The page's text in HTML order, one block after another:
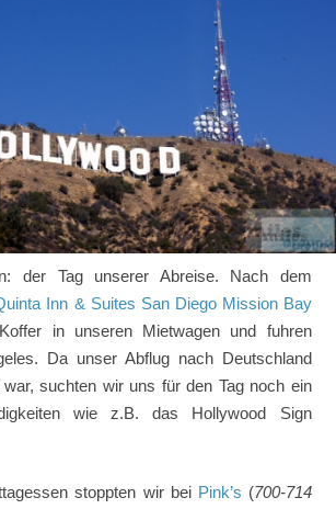
der Tag unserer Abreise. Nach dem
Inn & Suites San Diego Mission Bay
in unseren Mietwagen und fuhren
Da unser Abflug nach Deutschland
suchten wir uns für den Tag noch ein
wie z.B. das Hollywood Sign
stoppten wir bei Pink’s (700-714